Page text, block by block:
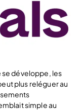
se développe, les
plus reléguer au
simple au